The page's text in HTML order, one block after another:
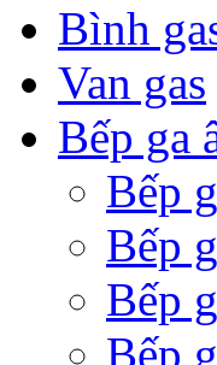
Bình
Van gas
Bếp ga
Bếp
Bếp
Bếp
Bếp